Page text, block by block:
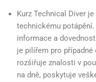
Kurz Technical Diver
technickému
informace a
je pilířem pro případné
rozšiřuje znalosti v
na dně, poskytuje